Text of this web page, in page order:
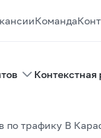
Команда
Контекстная
по трафику В